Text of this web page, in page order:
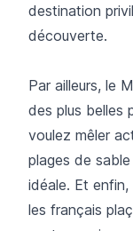
destination
découverte.
Par ailleurs, le
des plus belles
voulez mêler
plages de
idéale. Et
les français